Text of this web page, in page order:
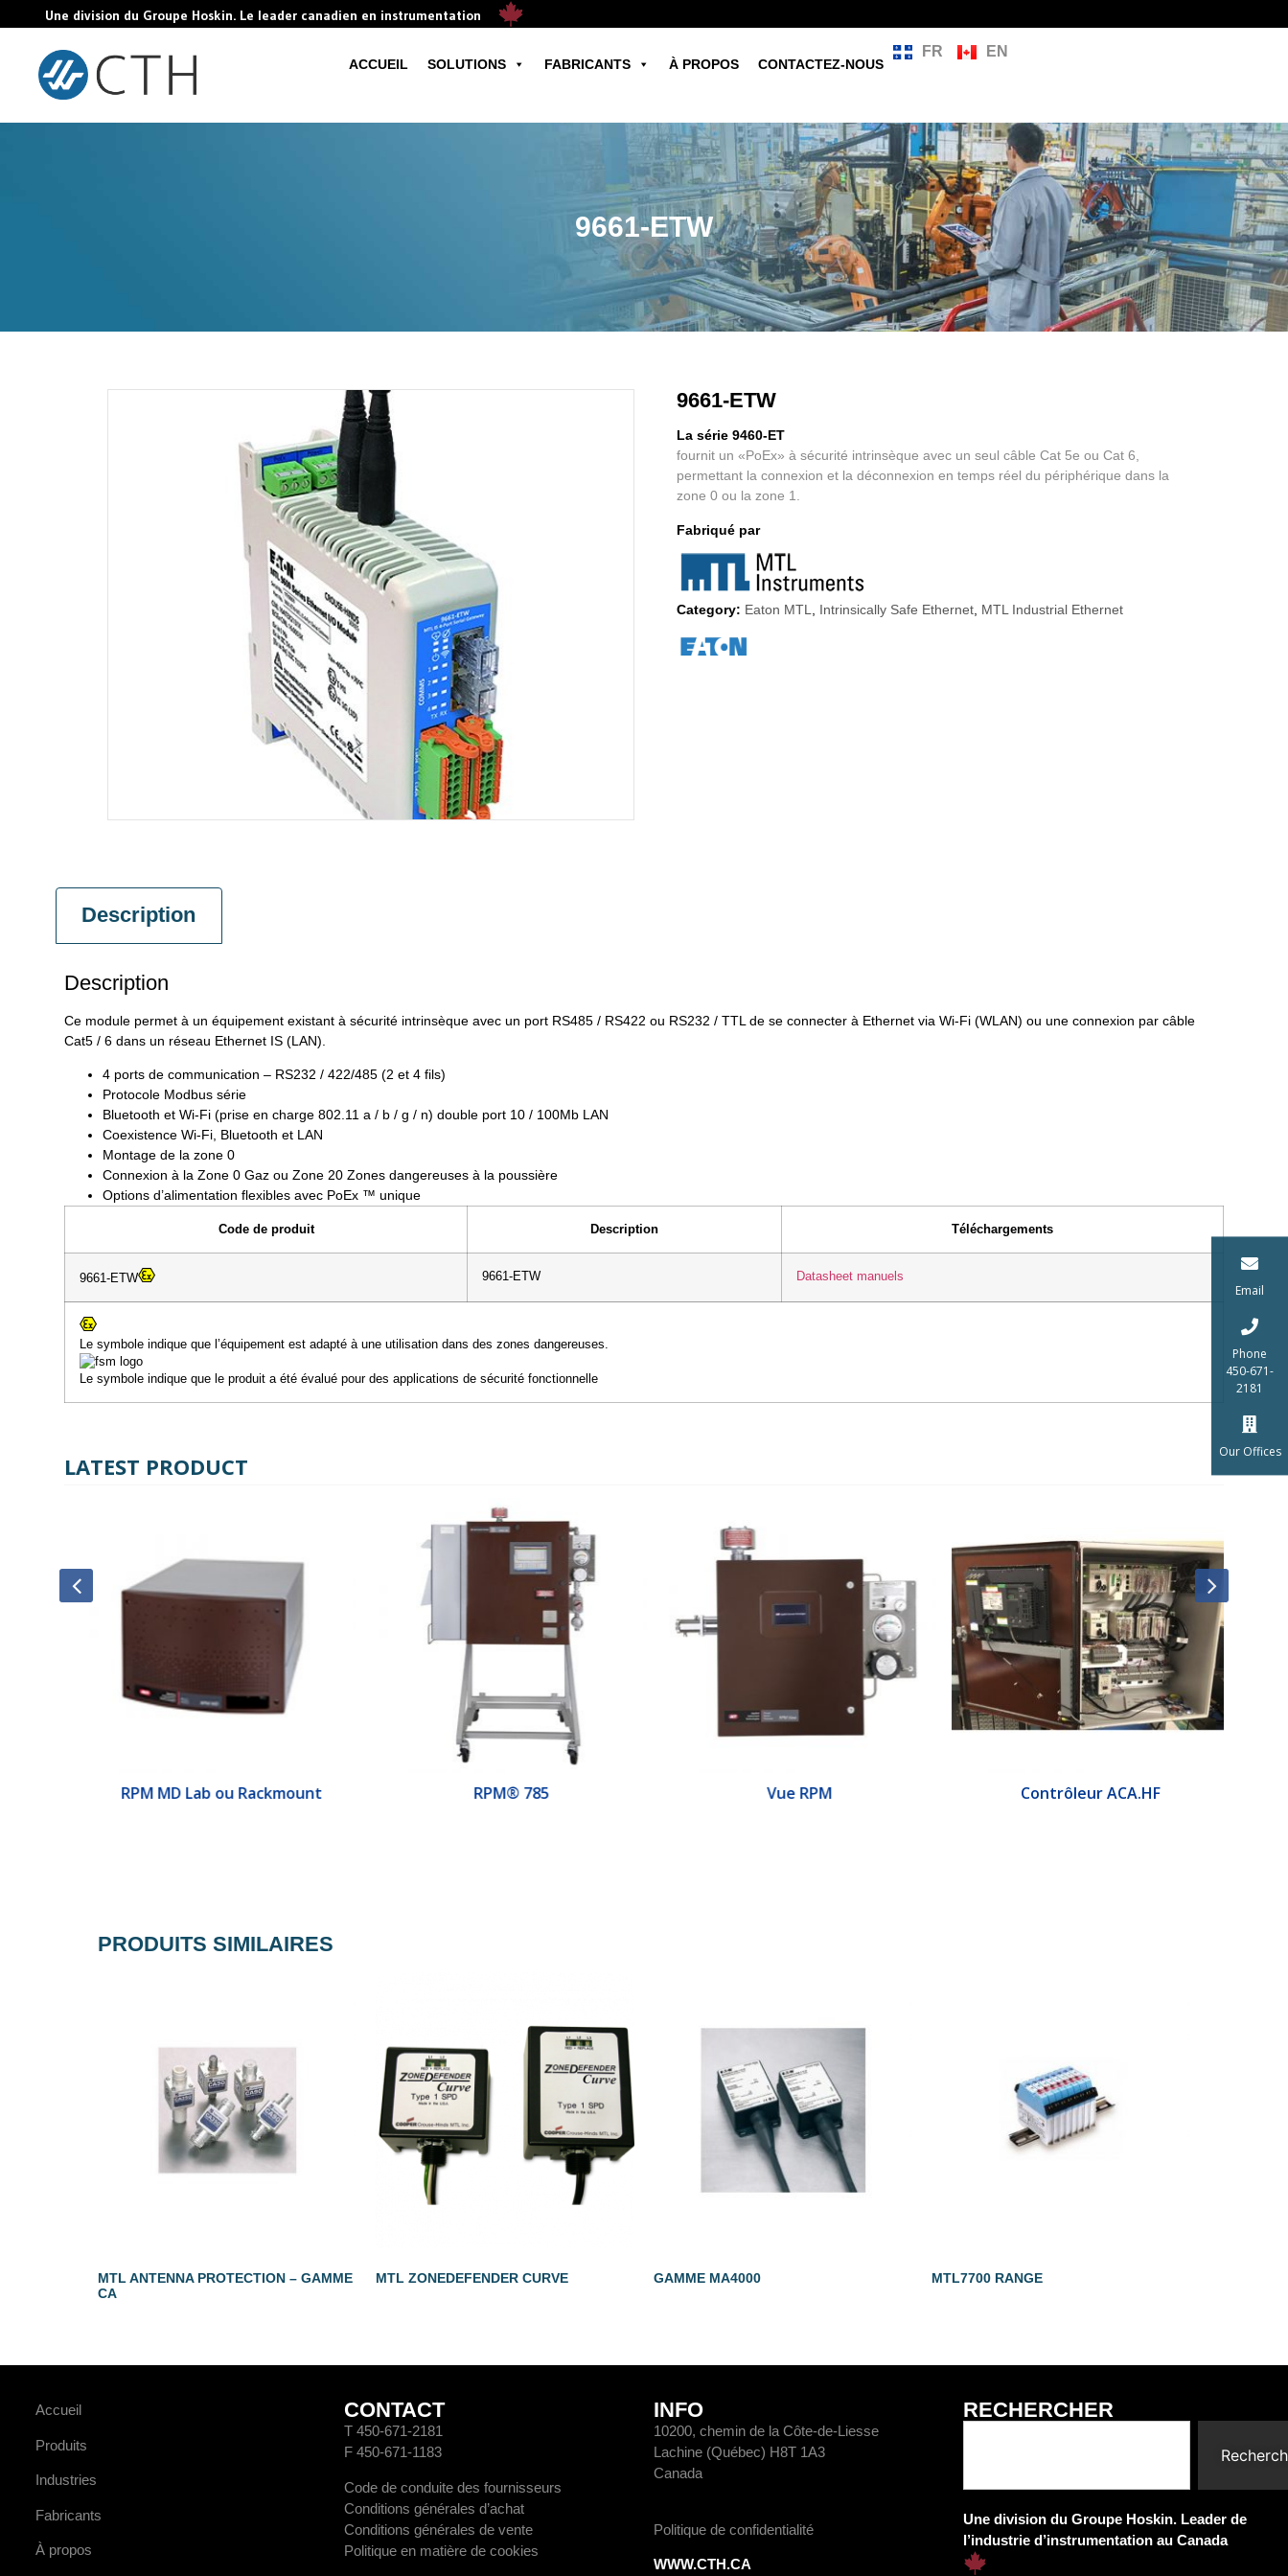
Email
Phone
450-671-
2181
Our Offices
Une division du Groupe Hoskin. Le leader canadien en instrumentation
ACCUEIL SOLUTIONS FABRICANTS À PROPOS CONTACTEZ-NOUS
FR EN
9661-ETW
9661-ETW
La série 9460-ET
fournit un «PoEx» à sécurité intrinsèque avec un seul câble Cat 5e ou Cat 6,
permettant la connexion et la déconnexion en temps réel du périphérique dans la
zone 0 ou la zone 1.
Fabriqué par
Category: Eaton MTL Intrinsically Safe Ethernet MTL Industrial Ethernet
Description
Description
Ce module permet à un équipement existant à sécurité intrinsèque avec un port RS485 / RS422 ou RS232 / TTL de se connecter à Ethernet via Wi-Fi (WLAN) ou une connexion par câble
Cat5 / 6 dans un réseau Ethernet IS (LAN).
4 ports de communication – RS232 / 422/485 (2 et 4 fils)
Protocole Modbus série
Bluetooth et Wi-Fi (prise en charge 802.11 a / b / g / n) double port 10 / 100Mb LAN
Coexistence Wi-Fi, Bluetooth et LAN
Montage de la zone 0
Connexion à la Zone 0 Gaz ou Zone 20 Zones dangereuses à la poussière
Options d’alimentation flexibles avec PoEx ™ unique
Code de produit Description Téléchargements
Le symbole indique que l’équipement est adapté à une utilisation dans des zones dangereuses.
Le symbole indique que le produit a été évalué pour des applications de sécurité fonctionnelle
9661-ETW 9661-ETW Datasheet manuels
LATEST PRODUCT
RPM MD Lab ou Rackmount RPM® 785 Vue RPM Contrôleur ACA.HF
PRODUITS SIMILAIRES
MTL ANTENNA PROTECTION – GAMME
CA
MTL ZONEDEFENDER CURVE GAMME MA4000 MTL7700 RANGE
Accueil
Produits
Industries
Fabricants
À propos
CONTACT
T 450-671-2181
F 450-671-1183
Code de conduite des fournisseurs
Conditions générales d’achat
Conditions générales de vente
Politique en matière de cookies
INFO
10200, chemin de la Côte-de-Liesse
Lachine (Québec) H8T 1A3
Canada
Politique de confidentialité
WWW.CTH.CA
RECHERCHER
Une division du Groupe Hoskin. Leader de
l’industrie d’instrumentation au Canada